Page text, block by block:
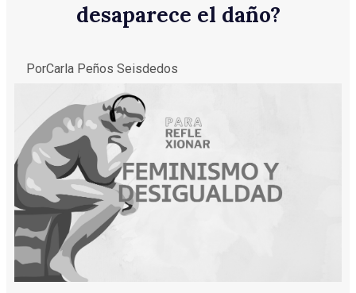
desaparece el daño?
PorCarla Peños Seisdedos